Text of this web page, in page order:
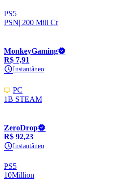
PS5
PSN| 200 Mill Cr
MonkeyGaming
R$ 7,91
Instantâneo
PC
1B STEAM
ZeroDrop
R$ 92,23
Instantâneo
PS5
10Million